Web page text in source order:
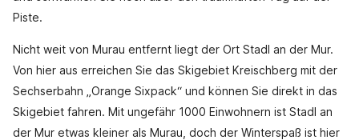
Piste.
Nicht weit von Murau entfernt liegt der Ort Stadl an der Mur.
Von hier aus erreichen Sie das Skigebiet Kreischberg mit der
Sechserbahn „Orange Sixpack“ und können Sie direkt in das
Skigebiet fahren. Mit ungefähr 1000 Einwohnern ist Stadl an
der Mur etwas kleiner als Murau, doch der Winterspaß ist hier